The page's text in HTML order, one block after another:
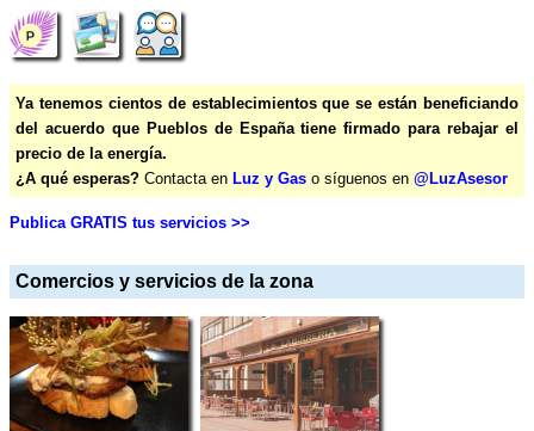
Ya tenemos cientos de establecimientos que se están beneficiando
del acuerdo que Pueblos de España tiene firmado para rebajar el
precio de la energía.
¿A qué esperas? Contacta en Luz y Gas o síguenos en @LuzAsesor
Publica GRATIS tus servicios >>
Comercios y servicios de la zona